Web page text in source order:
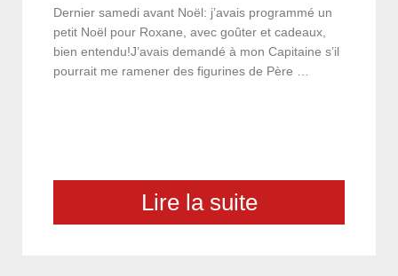
Dernier samedi avant Noël: j’avais programmé un
petit Noël pour Roxane, avec goûter et cadeaux,
bien entendu!J’avais demandé à mon Capitaine s’il
pourrait me ramener des figurines de Père …
Lire la suite